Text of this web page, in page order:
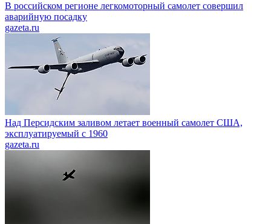
В российском регионе легкомоторный самолет совершил
аварийную посадку
gazeta.ru
Над Персидским заливом летает военный самолет США,
эксплуатируемый с 1960
gazeta.ru